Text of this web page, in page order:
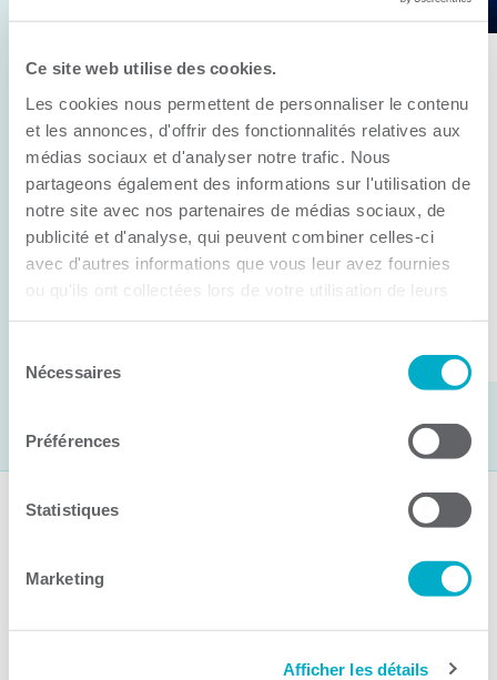
Ce site web utilise des cookies.
Les cookies nous permettent de personnaliser le contenu
et les annonces, d'offrir des fonctionnalités relatives aux
médias sociaux et d'analyser notre trafic. Nous
partageons également des informations sur l'utilisation de
notre site avec nos partenaires de médias sociaux, de
publicité et d'analyse, qui peuvent combiner celles-ci
avec d'autres informations que vous leur avez fournies
ou qu'ils ont collectées lors de votre utilisation de leurs
Nécessaires
Préférences
Statistiques
Marketing
Afficher les détails
11 juin 2026
Anick Métivier devient le nouveau
président de la CCI3R
C’est lors de son assemblée générale annuelle
tenue hier que la Chambre de commerce et
d’industries de ...
Lire la suite
Suivez-nous